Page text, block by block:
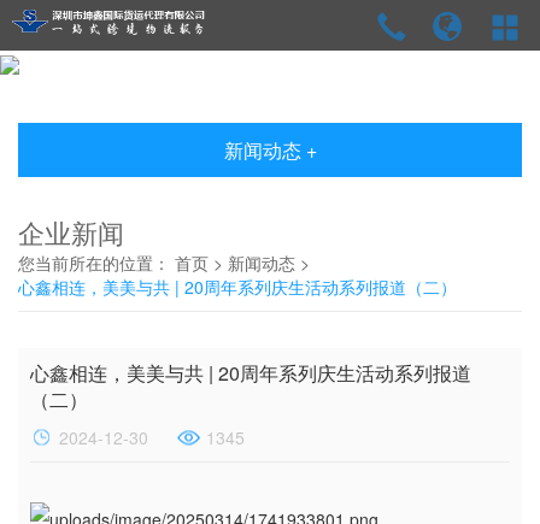
新闻动态 +
企业新闻
您当前所在的位置： 首页 > 新闻动态 >
心鑫相连，美美与共 | 20周年系列庆生活动系列报道（二）
心鑫相连，美美与共 | 20周年系列庆生活动系列报道
（二）
2024-12-30 1345